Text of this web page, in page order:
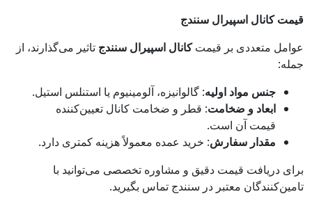
قیمت کانال اسپیرال سنندج
عوامل متعددی بر قیمتکانال اسپیرال سنندج تاثیر می‌گذارند، از
جمله:
جنس مواد اولیه: گالوانیزه، آلومینیوم یا استنلس استیل.
ابعاد و ضخامت: قطر و ضخامت کانال تعیین‌کننده
قیمت آن است.
مقدار سفارش: خرید عمده معمولاً هزینه کمتری دارد.
برای دریافت قیمت دقیق و مشاوره تخصصی می‌توانید با
تامین‌کنندگان معتبر در سنندج تماس بگیرید.